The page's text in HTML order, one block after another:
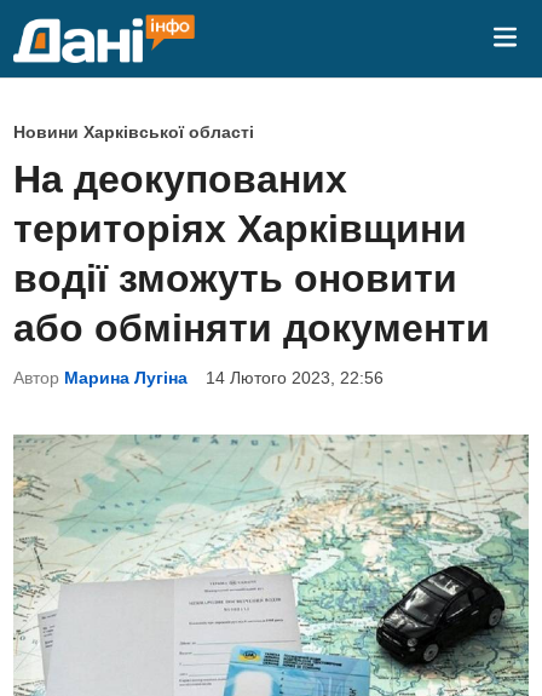
P
o
s
t
e
d
i
n
Новини Харківської області
На деокупованих
територіях Харківщини
водії зможуть оновити
або обміняти документи
Автор Марина Лугіна 14 Лютого 2023, 22:56